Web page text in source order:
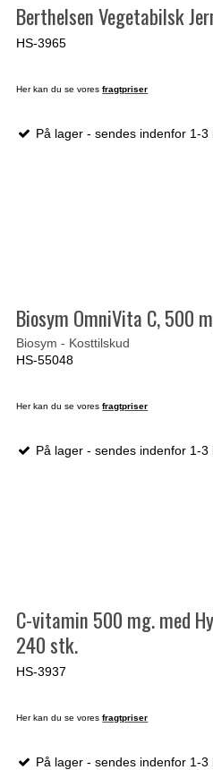
Berthelsen Vegetabilsk
HS-3965
Her kan du se voresfragtpriser
På lager - sendes indenfor 1-3
Biosym OmniVita C, 500
Biosym - Kosttilskud
HS-55048
Her kan du se voresfragtpriser
På lager - sendes indenfor 1-3
C-vitamin 500 mg. med
240 stk.
HS-3937
Her kan du se voresfragtpriser
På lager - sendes indenfor 1-3